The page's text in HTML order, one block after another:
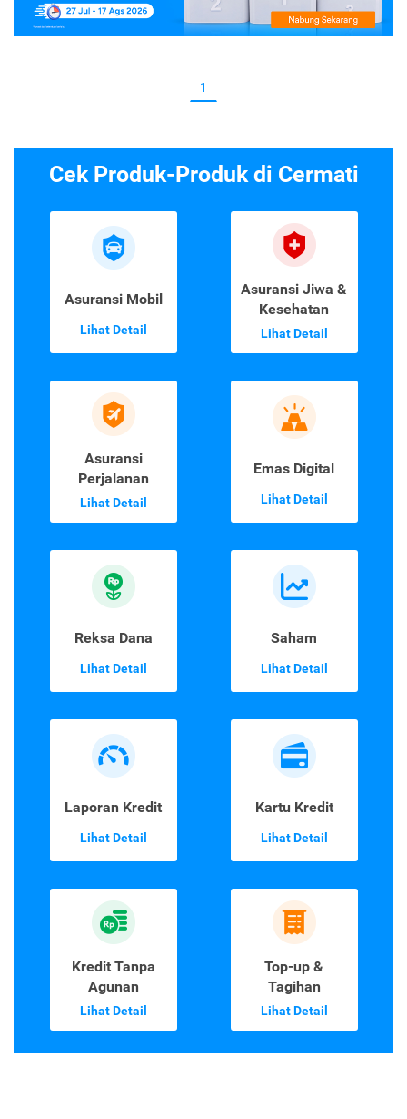
1
Cek Produk-Produk di Cermati
Asuransi Mobil
Lihat Detail
Asuransi Jiwa &
Kesehatan
Lihat Detail
Asuransi
Perjalanan
Lihat Detail
Emas Digital
Lihat Detail
Reksa Dana
Lihat Detail
Saham
Lihat Detail
Laporan Kredit
Lihat Detail
Kartu Kredit
Lihat Detail
Kredit Tanpa
Agunan
Lihat Detail
Top-up &
Tagihan
Lihat Detail